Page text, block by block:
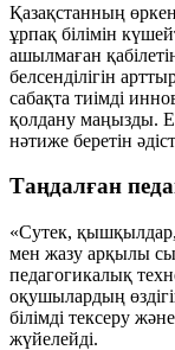
Қазақстанның
ұрпақ білімін
ашылмаған
белсенділігін
сабақта тиімді
қолдану маңызды.
нәтиже беретін
Таңдалған
«Сутек,
мен жазу арқылы
педагогикалық
оқушылардың
білімді тексеру
жүйелейді.